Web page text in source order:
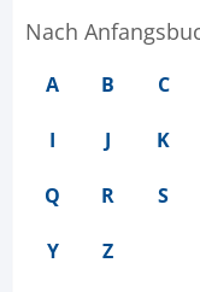
Nach
A B C
I J K
Q R S
Y Z